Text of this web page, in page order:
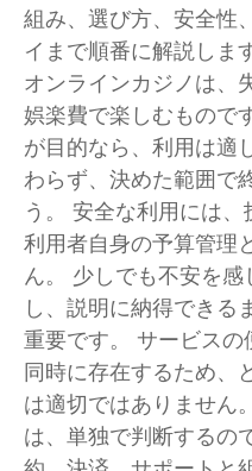
組み、選び方、安全性
イまで順番に解説しま
オンラインカジノは、
娯楽費で楽しむもので
が目的なら、利用は適
わらず、決めた範囲で
う。 安全な利用には、
利用者自身の予算管理
ん。 少しでも不安を
し、説明に納得できる
重要です。 サービス
同時に存在するため、
は適切ではありません
は、単独で判断するの